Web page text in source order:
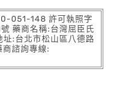
051-148 許可執照字
藥商名稱:台灣屈臣氏
:台北市松山區八德路
商諮詢專線: